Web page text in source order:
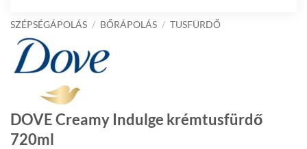
SZÉPSÉGÁPOLÁS / BŐRÁPOLÁS / TUSFÜRDŐ
DOVE Creamy Indulge krémtusfürdő
720ml